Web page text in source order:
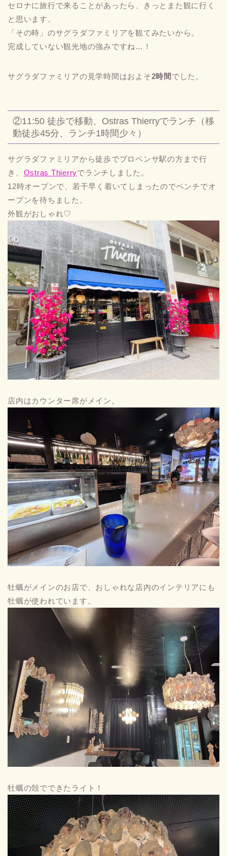
セロナに旅行で来ることがあったら、きっとまた観に行く
と思います。
「その時」のサグラダファミリアを観てみたいから。
完成していない観光地の強みですね…！
サグラダファミリアの見学時間はおよそ2時間 でした。
②11:50 徒歩で移動、Ostras Thierryでランチ（移
動徒歩45分、ランチ1時間少々）
サグラダファミリアから徒歩でプロベンサ駅の方まで行
き、 Ostras Thierryでランチしました。
12時オープンで、若干早く着いてしまったのでベンチでオ
ープンを待ちました。
外観がおしゃれ♡
店内はカウンター席がメイン。
牡蠣がメインのお店で、おしゃれな店内のインテリアにも
牡蠣が使われています。
牡蠣の殻でできたライト！